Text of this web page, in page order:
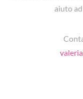
aiuto